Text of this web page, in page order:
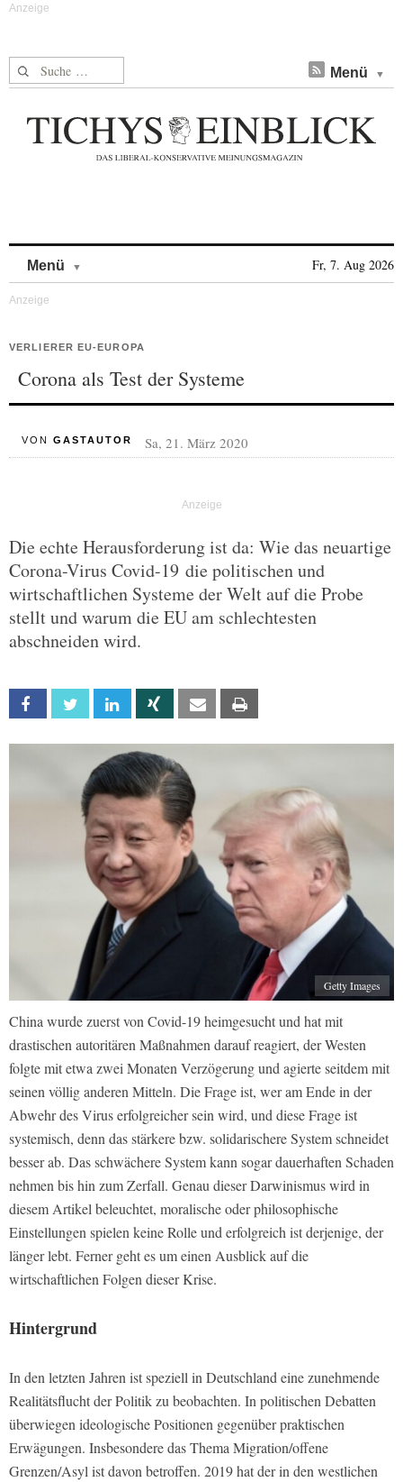
Suche nach: Menü
Menü Fr, 7. Aug 2026
VERLIERER EU-EUROPA
Corona als Test der Systeme
VON GASTAUTOR Sa, 21. März 2020
Die echte Herausforderung ist da: Wie das neuartige
Corona-Virus Covid-19 die politischen und
wirtschaftlichen Systeme der Welt auf die Probe
stellt und warum die EU am schlechtesten
abschneiden wird.
Facebook Twitter Linkedin Xing Email
Getty Images
China wurde zuerst von Covid-19 heimgesucht und hat mit
drastischen autoritären Maßnahmen darauf reagiert, der Westen
folgte mit etwa zwei Monaten Verzögerung und agierte seitdem mit
seinen völlig anderen Mitteln. Die Frage ist, wer am Ende in der
Abwehr des Virus erfolgreicher sein wird, und diese Frage ist
systemisch, denn das stärkere bzw. solidarischere System schneidet
besser ab. Das schwächere System kann sogar dauerhaften Schaden
nehmen bis hin zum Zerfall. Genau dieser Darwinismus wird in
diesem Artikel beleuchtet, moralische oder philosophische
Einstellungen spielen keine Rolle und erfolgreich ist derjenige, der
länger lebt. Ferner geht es um einen Ausblick auf die
wirtschaftlichen Folgen dieser Krise.
Hintergrund
In den letzten Jahren ist speziell in Deutschland eine zunehmende
Realitätsflucht der Politik zu beobachten. In politischen Debatten
überwiegen ideologische Positionen gegenüber praktischen
Erwägungen. Insbesondere das Thema Migration/offene
Grenzen/Asyl ist davon betroffen. 2019 hat der in den westlichen